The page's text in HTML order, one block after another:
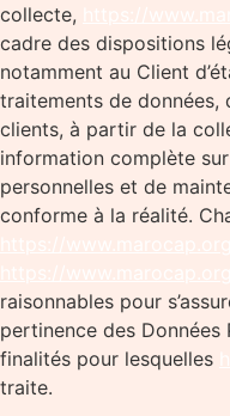
collecte,
cadre des dispositions
notamment au Client
traitements de données,
clients, à partir de la
information complète
personnelles et de
conforme à la réalité.
raisonnables pour
pertinence des Données
finalités pour lesquelles
traite.